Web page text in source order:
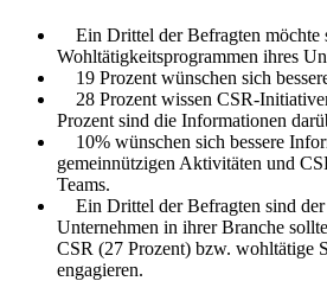
Ein Drittel der Befragten möchte
Wohltätigkeitsprogrammen ihres
19 Prozent wünschen sich
28 Prozent wissen CSR-
Prozent sind die Informationen
10% wünschen sich bessere
gemeinnützigen Aktivitäten und
Teams.
Ein Drittel der Befragten sind der
Unternehmen in ihrer Branche
CSR (27 Prozent) bzw. wohltätige
engagieren.